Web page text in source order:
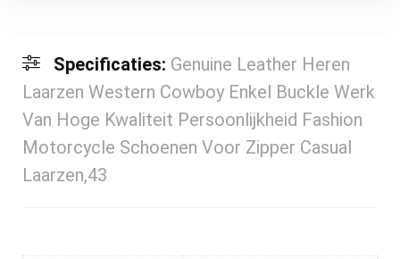
Specificaties: Genuine Leather Heren
Laarzen Western Cowboy Enkel Buckle Werk
Van Hoge Kwaliteit Persoonlijkheid Fashion
Motorcycle Schoenen Voor Zipper Casual
Laarzen,43